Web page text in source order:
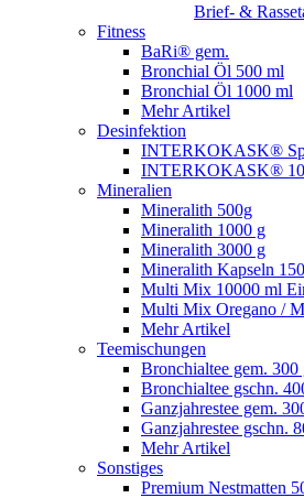
Brief- &
Fitness
BaRi® gem.
Bronchial Öl 500 ml
Bronchial Öl 1000 ml
Mehr Artikel
Desinfektion
INTERKOKASK®
INTERKOKASK®
Mineralien
Mineralith 500g
Mineralith 1000 g
Mineralith 3000 g
Mineralith Kapseln
Multi Mix 10000 ml
Multi Mix Oregano /
Mehr Artikel
Teemischungen
Bronchialtee gem. 300
Bronchialtee gschn.
Ganzjahrestee gem.
Ganzjahrestee gschn.
Mehr Artikel
Sonstiges
Premium Nestmatten